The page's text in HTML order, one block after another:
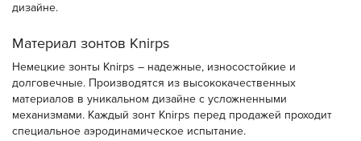
дизайне.
Материал зонтов Knirps
Немецкие зонты Knirps – надежные, износостойкие и
долговечные. Производятся из высококачественных
материалов в уникальном дизайне с усложненными
механизмами. Каждый зонт Knirps перед продажей проходит
специальное аэродинамическое испытание.